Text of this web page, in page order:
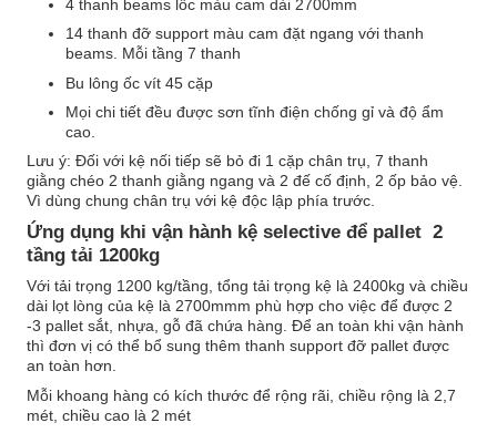
4 thanh beams lốc màu cam dài 2700mm
14 thanh đỡ support màu cam đặt ngang với thanh
beams. Mỗi tầng 7 thanh
Bu lông ốc vít 45 cặp
Mọi chi tiết đều được sơn tĩnh điện chống gỉ và độ ẩm
cao.
Lưu ý: Đối với kệ nối tiếp sẽ bỏ đi 1 cặp chân trụ, 7 thanh
giằng chéo 2 thanh giằng ngang và 2 đế cố định, 2 ốp bảo vệ.
Vì dùng chung chân trụ với kệ độc lập phía trước.
Ứng dụng khi vận hành kệ selective để pallet 2
tầng tải 1200kg
Với tải trọng 1200 kg/tầng, tổng tải trọng kệ là 2400kg và chiều
dài lọt lòng của kệ là 2700mmm phù hợp cho việc để được 2
-3 pallet sắt, nhựa, gỗ đã chứa hàng. Để an toàn khi vận hành
thì đơn vị có thể bổ sung thêm thanh support đỡ pallet được
an toàn hơn.
Mỗi khoang hàng có kích thước để rộng rãi, chiều rộng là 2,7
mét, chiều cao là 2 mét